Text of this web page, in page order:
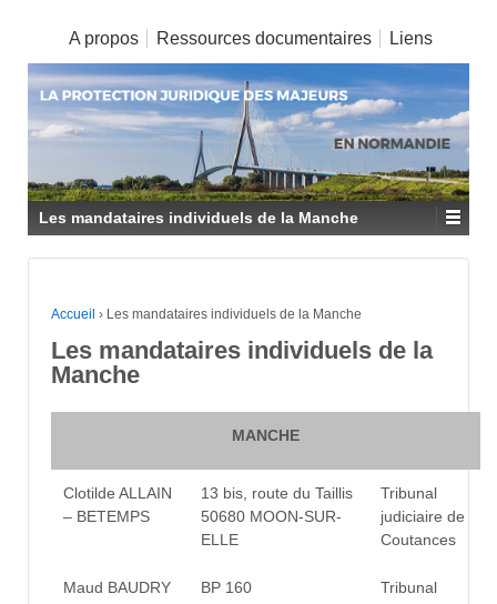
A propos Ressources documentaires Liens
Les mandataires individuels de la Manche
Accueil › Les mandataires individuels de la Manche
Les mandataires individuels de la
Manche
MANCHE
Clotilde ALLAIN
– BETEMPS
13 bis, route du Taillis
50680 MOON-SUR-
ELLE
Tribunal
judiciaire de
Coutances
Maud BAUDRY
BP 160
Tribunal